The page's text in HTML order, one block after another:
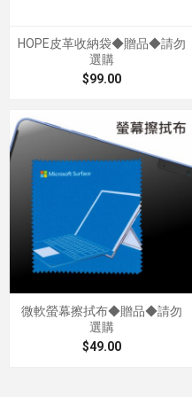
HOPE皮革收納袋◆贈品◆請勿
選購
$99.00
微軟螢幕擦拭布◆贈品◆請勿
選購
$49.00